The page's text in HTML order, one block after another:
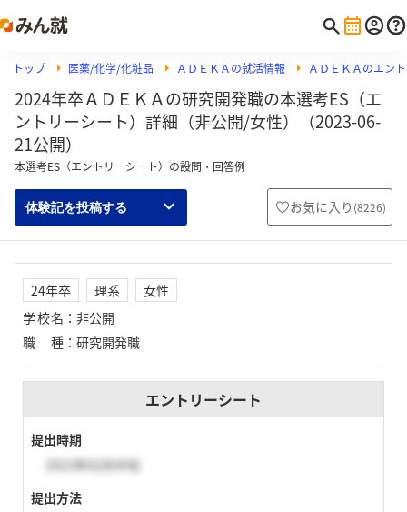
トップ 医薬/化学/化粧品 ＡＤＥＫＡの就活情報 ＡＤＥＫＡのエン
2024年卒ＡＤＥＫＡの研究開発職の本選考ES（エ
ントリーシート）詳細（非公開/女性）（2023-06-
21公開）
本選考ES（エントリーシート）の設問・回答例
体験記を投稿する お気に入り (8226)
24年卒 理系
女性
学校名 ： 非公開
職種 ： 研究開発職
エントリーシート
提出時期
2023年02月中旬
提出方法